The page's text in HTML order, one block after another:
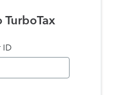
TurboTax
ID